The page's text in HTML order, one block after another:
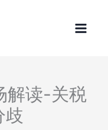
解读-关税
歧